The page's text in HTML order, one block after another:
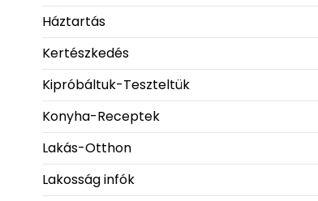
Háztartás
Kertészkedés
Kipróbáltuk-Teszteltük
Konyha-Receptek
Lakás-Otthon
Lakosság infók